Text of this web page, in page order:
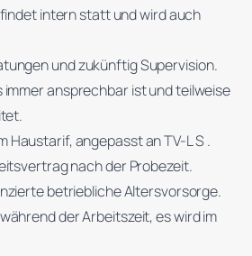
intern statt und wird auch
und zukünftig Supervision.
immer ansprechbar ist und teilweise
Haustarif, angepasst an TV-L S .
nach der Probezeit.
betriebliche Altersvorsorge.
der Arbeitszeit, es wird im